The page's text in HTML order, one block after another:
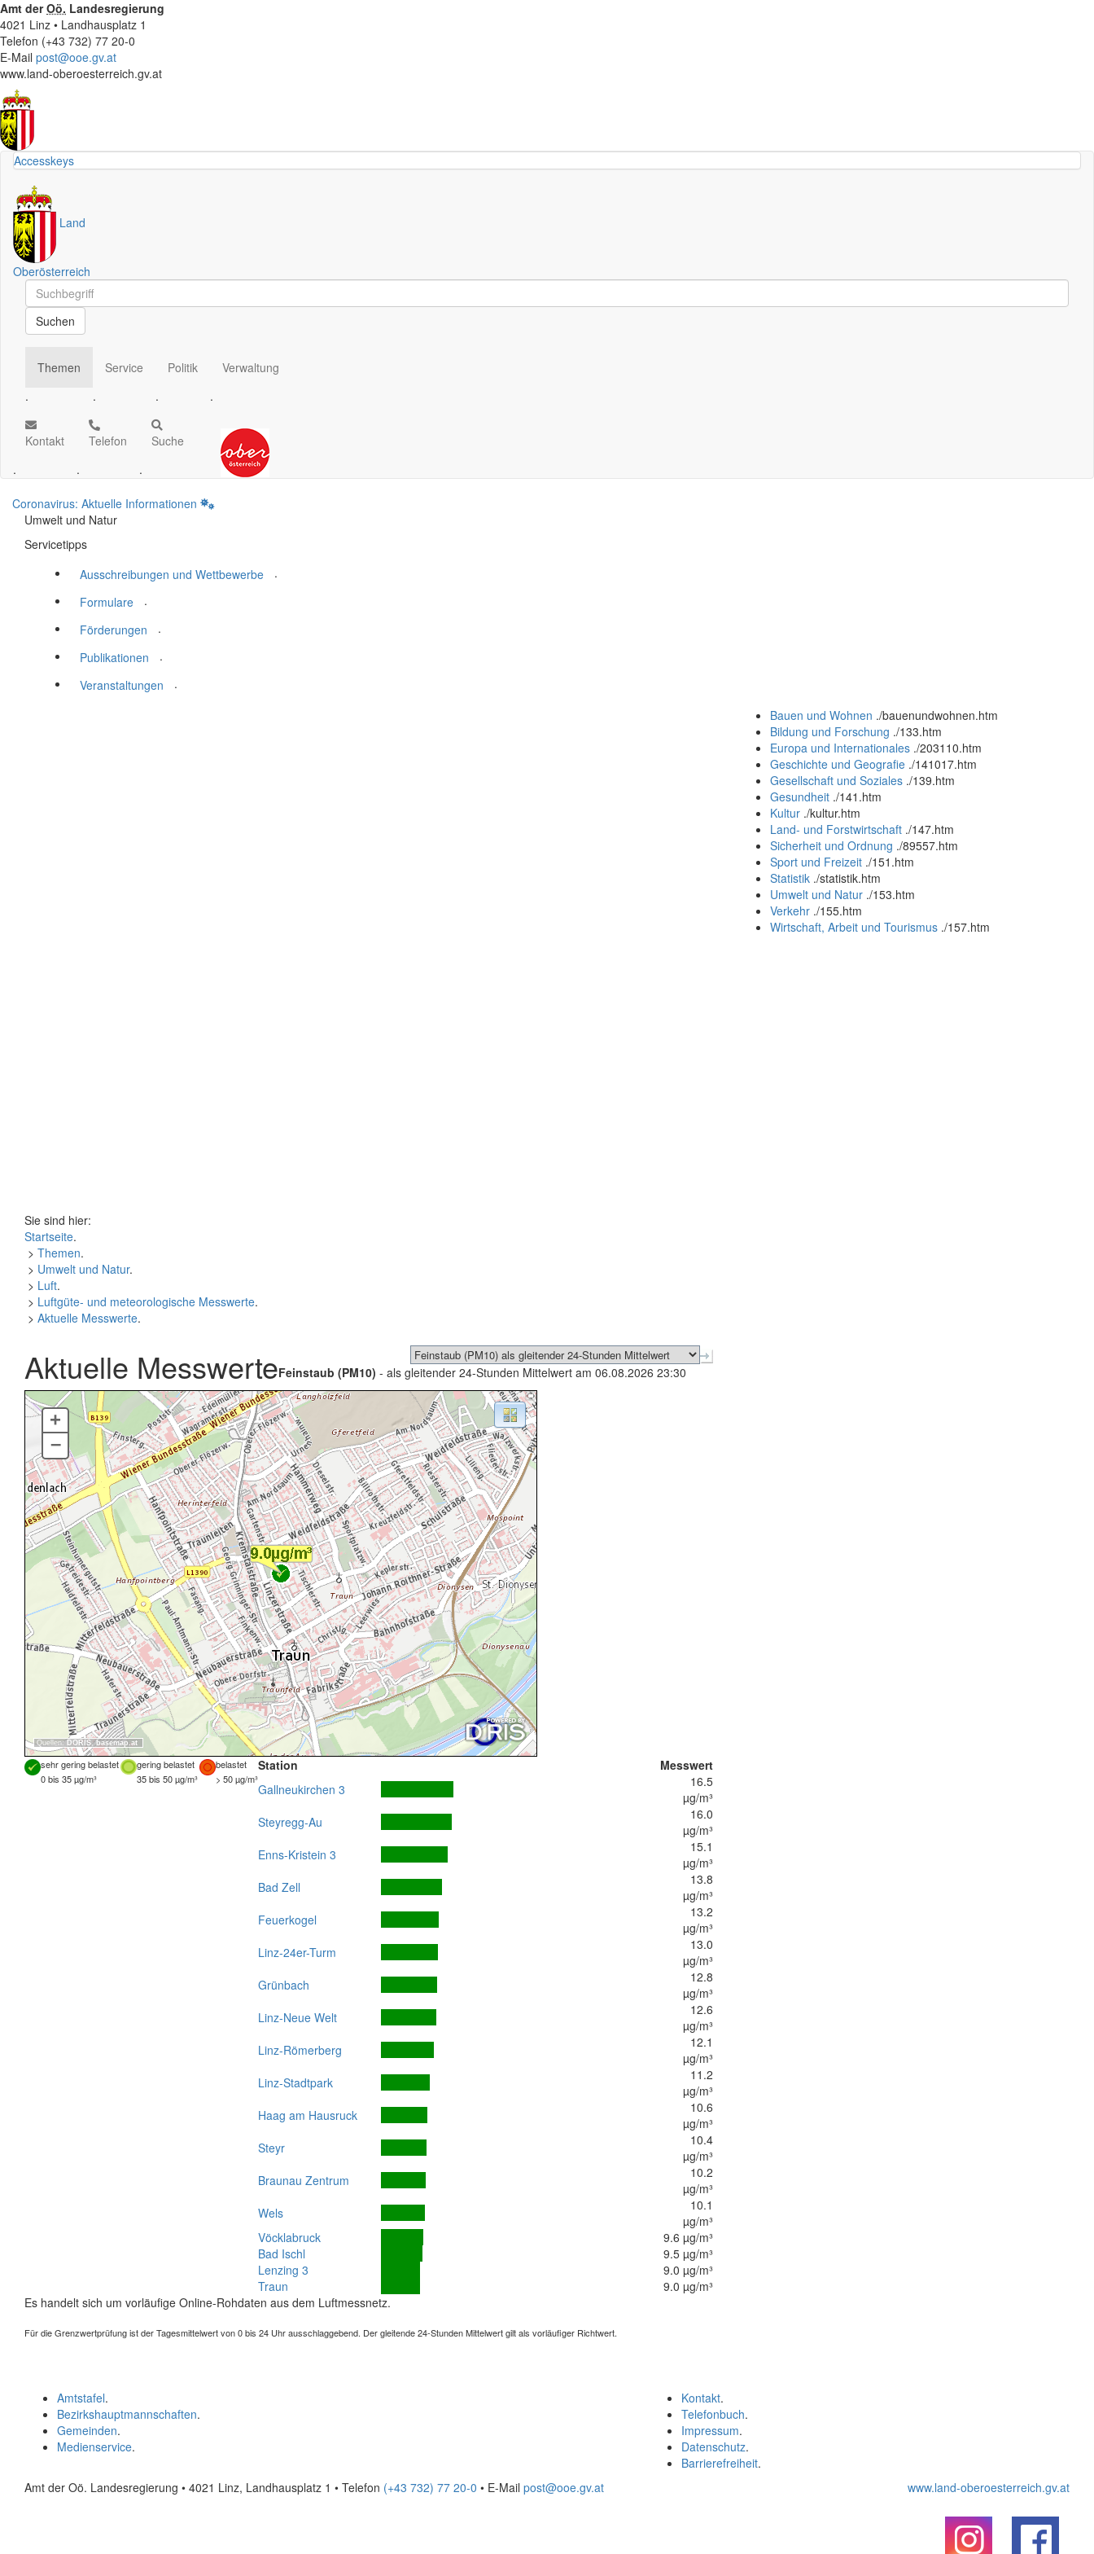
Amt derOö. Landesregierung
4021 Linz • Landhausplatz 1
Telefon (+43 732) 77 20-0
E-Mail post@ooe.gv.at
www.land-oberoesterreich.gv.at
Accesskeys
Land
Oberösterreich
Schnellsuche
Schnellsuche
Suchen
Themen
.
Service
.
Politik
.
Verwaltung
.
Kontakt
.
Telefon
.
Suche
.
Coronavirus: Aktuelle Informationen
Umwelt und Natur
Servicetipps
Ausschreibungen und Wettbewerbe
.
Formulare
.
Förderungen
.
Publikationen
.
Veranstaltungen
.
Bauen und Wohnen ./bauenundwohnen.htm
Bildung und Forschung ./133.htm
Europa und Internationales ./203110.htm
Geschichte und Geografie ./141017.htm
Gesellschaft und Soziales ./139.htm
Gesundheit ./141.htm
Kultur ./kultur.htm
Land- und Forstwirtschaft ./147.htm
Sicherheit und Ordnung ./89557.htm
Sport und Freizeit ./151.htm
Statistik ./statistik.htm
Umwelt und Natur ./153.htm
Verkehr ./155.htm
Wirtschaft, Arbeit und Tourismus ./157.htm
Sie sind hier:
Startseite.
> Themen.
> Umwelt und Natur.
> Luft.
> Luftgüte- und meteorologische Messwerte.
> Aktuelle Messwerte.
Aktuelle MesswerteFeinstaub (PM10) - als gleitender 24-Stunden Mittelwert am 06.08.2026 23:30
Quellen: DORIS, basemap.at
+
–
sehr gering belastet gering belastet
belastet
0 bis 35 µg/m³
35 bis 50 µg/m³ > 50 µg/m³
Station
Messwert
Gallneukirchen 3
16.5
µg/m³
Steyregg-Au
16.0
µg/m³
Enns-Kristein 3
15.1
µg/m³
Bad Zell
13.8
µg/m³
Feuerkogel
13.2
µg/m³
Linz-24er-Turm
13.0
µg/m³
Grünbach
12.8
µg/m³
Linz-Neue Welt
12.6
µg/m³
Linz-Römerberg
12.1
µg/m³
Linz-Stadtpark
11.2
µg/m³
Haag am Hausruck
10.6
µg/m³
Steyr
10.4
µg/m³
Braunau Zentrum
10.2
µg/m³
Wels
10.1
µg/m³
Vöcklabruck
9.6 µg/m³
Bad Ischl
9.5 µg/m³
Lenzing 3
9.0 µg/m³
Traun
9.0 µg/m³
Es handelt sich um vorläufige Online-Rohdaten aus dem Luftmessnetz.
Für die Grenzwertprüfung ist der Tagesmittelwert von 0 bis 24 Uhr ausschlaggebend. Der gleitende 24-Stunden Mittelwert gilt als vorläufiger Richtwert.
Kontakt.
Telefonbuch.
Impressum.
Datenschutz.
Barrierefreiheit.
Amtstafel.
Bezirkshauptmannschaften.
Gemeinden.
Medienservice.
Amt der Oö. Landesregierung • 4021 Linz, Landhausplatz 1 • Telefon (+43 732) 77 20-0 • E-Mail post@ooe.gv.at www.land-oberoesterreich.gv.at